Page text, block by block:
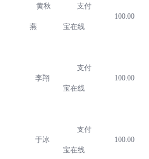
黄秋
燕
支付
宝在线
100.00
李翔
支付
宝在线
100.00
于冰
支付
宝在线
100.00